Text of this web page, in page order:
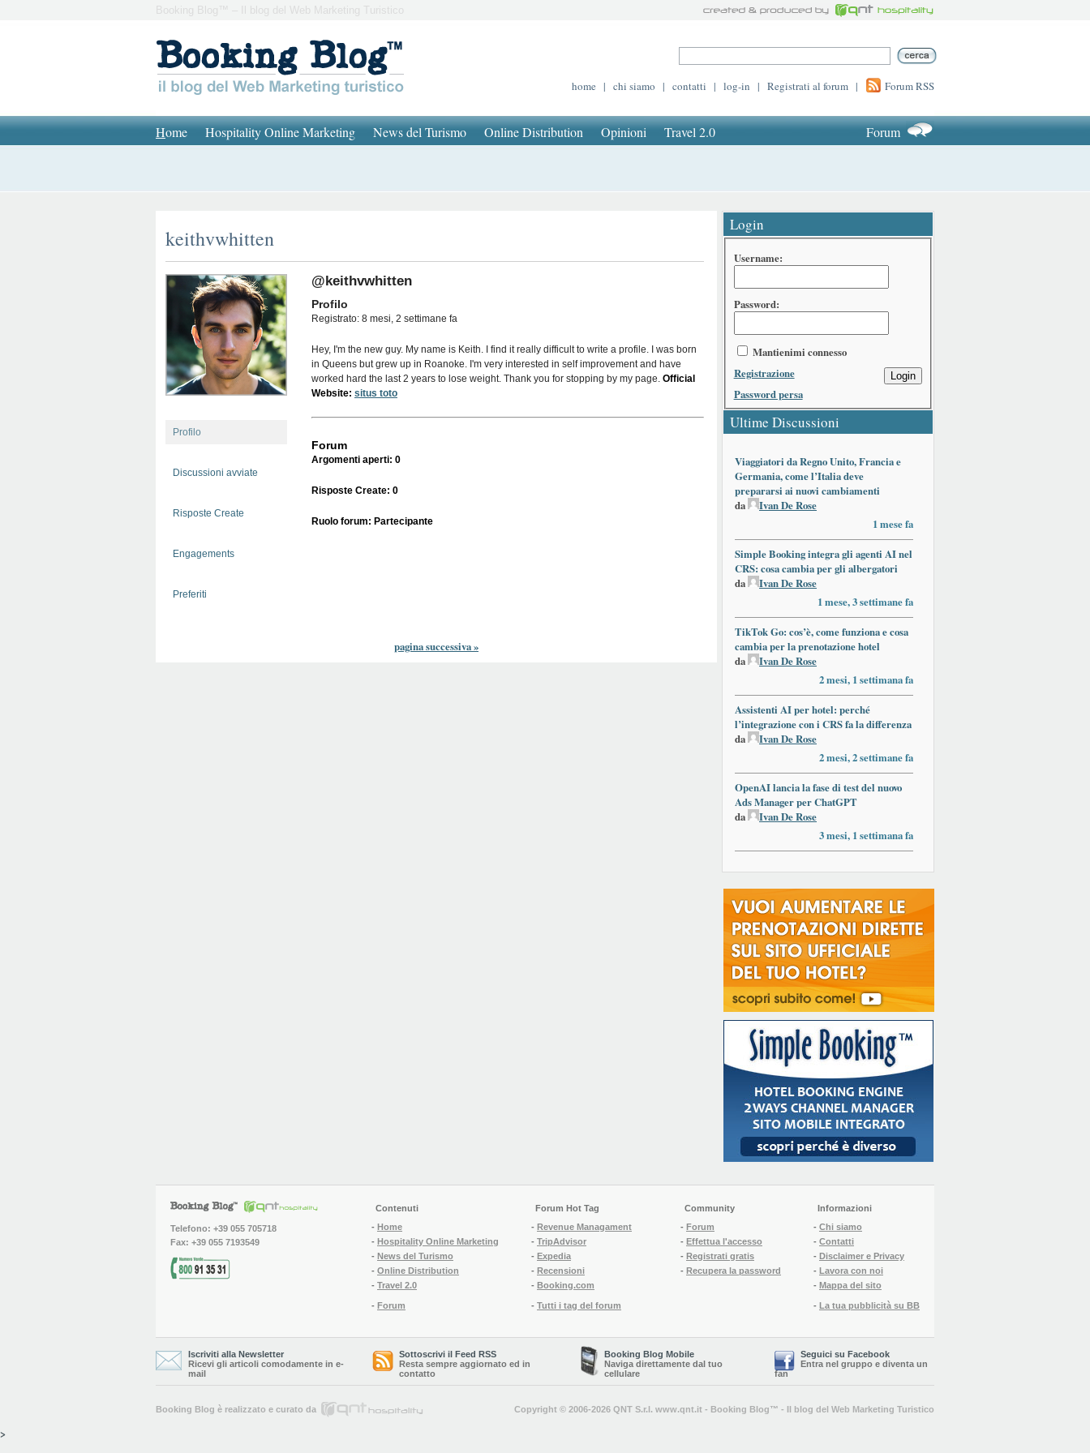
Booking Blog™ – Il blog del Web Marketing Turistico
home | chi siamo | contatti | log-in | Registrati al forum | Forum RSS
Home Hospitality Online Marketing News del Turismo Online Distribution Opinioni Travel 2.0 Forum
keithvwhitten
Profilo
Discussioni avviate
Risposte Create
Engagements
Preferiti
@keithvwhitten
Profilo
Registrato: 8 mesi, 2 settimane fa
Hey, I'm the new guy. My name is Keith. I find it really difficult to write a profile. I was born
in Queens but grew up in Roanoke. I'm very interested in self improvement and have
worked hard the last 2 years to lose weight. Thank you for stopping by my page. Official
Website: situs toto
Forum
Argomenti aperti: 0
Risposte Create: 0
Ruolo forum: Partecipante
pagina successiva»
Login
Username:
Password:
Mantienimi connesso
Login
Registrazione
Password persa
Ultime Discussioni
Viaggiatori da Regno Unito, Francia e
Germania, come l’Italia deve
prepararsi ai nuovi cambiamenti
da
Ivan De Rose
1 mese fa
Simple Booking integra gli agenti AI nel
CRS: cosa cambia per gli albergatori
da
Ivan De Rose
1 mese, 3 settimane fa
TikTok Go: cos’è, come funziona e cosa
cambia per la prenotazione hotel
da
Ivan De Rose
2 mesi, 1 settimana fa
Assistenti AI per hotel: perché
l’integrazione con i CRS fa la differenza
da
Ivan De Rose
2 mesi, 2 settimane fa
OpenAI lancia la fase di test del nuovo
Ads Manager per ChatGPT
da
Ivan De Rose
3 mesi, 1 settimana fa
Telefono: +39 055 705718
Fax: +39 055 7193549
Contenuti
- Home
- Hospitality Online Marketing
- News del Turismo
- Online Distribution
- Travel 2.0
- Forum
Forum Hot Tag
- Revenue Managament
- TripAdvisor
- Expedia
- Recensioni
- Booking.com
- Tutti i tag del forum
Community
- Forum
- Effettua l'accesso
- Registrati gratis
- Recupera la password
Informazioni
- Chi siamo
- Contatti
- Disclaimer e Privacy
- Lavora con noi
- Mappa del sito
- La tua pubblicità su BB
Iscriviti alla Newsletter
Ricevi gli articoli comodamente in e-
mail
Sottoscrivi il Feed RSS
Resta sempre aggiornato ed in
contatto
Booking Blog Mobile
Naviga direttamente dal tuo
cellulare
Seguici su Facebook
Entra nel gruppo e diventa un
fan
Booking Blog è realizzato e curato da Copyright © 2006-2026 QNT S.r.l. www.qnt.it - Booking Blog™ - Il blog del Web Marketing Turistico
>